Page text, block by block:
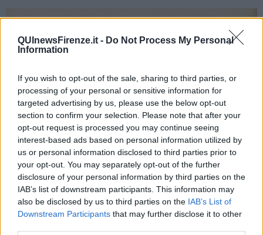
QUInewsFirenze.it - Do Not Process My Personal
Information
If you wish to opt-out of the sale, sharing to third parties, or
processing of your personal or sensitive information for
targeted advertising by us, please use the below opt-out
section to confirm your selection. Please note that after your
opt-out request is processed you may continue seeing
interest-based ads based on personal information utilized by
us or personal information disclosed to third parties prior to
your opt-out. You may separately opt-out of the further
disclosure of your personal information by third parties on the
IAB’s list of downstream participants. This information may
also be disclosed by us to third parties on the IAB’s List of
Downstream Participants that may further disclose it to other
Sir John Coalt Hoare, View of Porto Longone
Altro personaggio singolare e molto interessante è l’inglese Sir
Richard Colt Hoare che giunge all’Elba, dopo una breve visita ai